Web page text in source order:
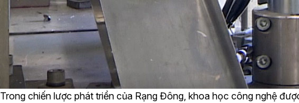
Trong chiến lược phát triển của Rạng Đông, khoa học công nghệ